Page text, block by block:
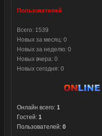
Пользователей
Всего: 1539
Новых за месяц: 0
Новых за неделю: 0
Новых вчера: 0
Новых сегодня: 0
Онлайн всего: 1
Гостей: 1
Пользователей: 0